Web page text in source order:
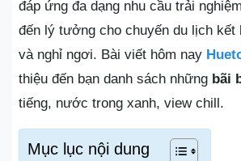
đáp ứng đa dạng nhu cầu trải
đến lý tưởng cho chuyến du lịch kết
và nghỉ ngơi. Bài viết hôm nay
thiệu đến bạn danh sách những bãi
tiếng, nước trong xanh, view chill.
Mục lục nội dung